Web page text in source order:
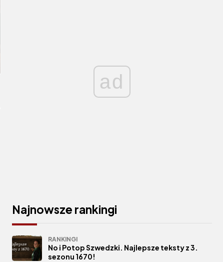
ad
Najnowsze rankingi
RANKINGI
No i Potop Szwedzki. Najlepsze teksty z 3.
sezonu 1670!